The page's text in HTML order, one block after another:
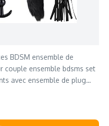
BDSM ensemble de
couple ensemble bdsms set
avec ensemble de plug